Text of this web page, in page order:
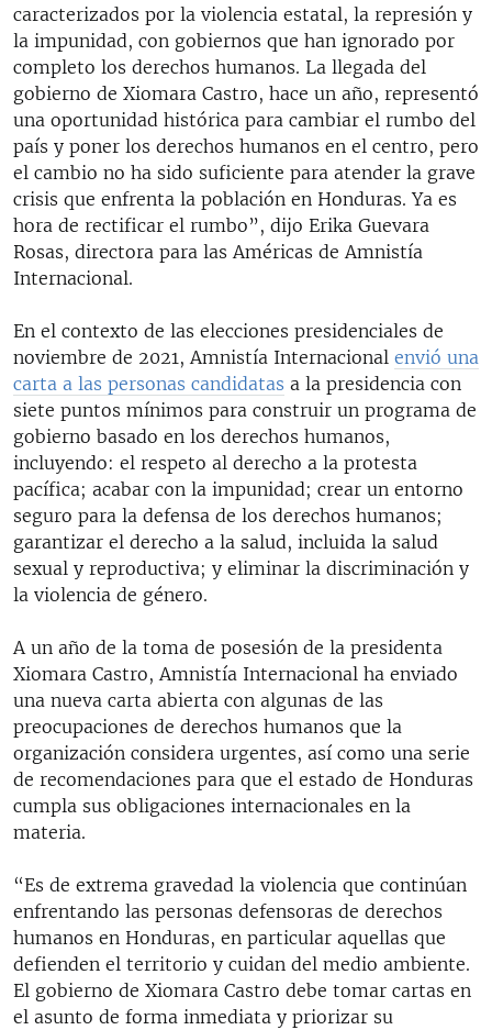
caracterizados por la violencia estatal, la represión y
la impunidad, con gobiernos que han ignorado por
completo los derechos humanos. La llegada del
gobierno de Xiomara Castro, hace un año, representó
una oportunidad histórica para cambiar el rumbo del
país y poner los derechos humanos en el centro, pero
el cambio no ha sido suficiente para atender la grave
crisis que enfrenta la población en Honduras. Ya es
hora de rectificar el rumbo”, dijo Erika Guevara
Rosas, directora para las Américas de Amnistía
Internacional.
En el contexto de las elecciones presidenciales de
noviembre de 2021, Amnistía Internacional envió una
carta a las personas candidatas a la presidencia con
siete puntos mínimos para construir un programa de
gobierno basado en los derechos humanos,
incluyendo: el respeto al derecho a la protesta
pacífica; acabar con la impunidad; crear un entorno
seguro para la defensa de los derechos humanos;
garantizar el derecho a la salud, incluida la salud
sexual y reproductiva; y eliminar la discriminación y
la violencia de género.
A un año de la toma de posesión de la presidenta
Xiomara Castro, Amnistía Internacional ha enviado
una nueva carta abierta con algunas de las
preocupaciones de derechos humanos que la
organización considera urgentes, así como una serie
de recomendaciones para que el estado de Honduras
cumpla sus obligaciones internacionales en la
materia.
“Es de extrema gravedad la violencia que continúan
enfrentando las personas defensoras de derechos
humanos en Honduras, en particular aquellas que
defienden el territorio y cuidan del medio ambiente.
El gobierno de Xiomara Castro debe tomar cartas en
el asunto de forma inmediata y priorizar su